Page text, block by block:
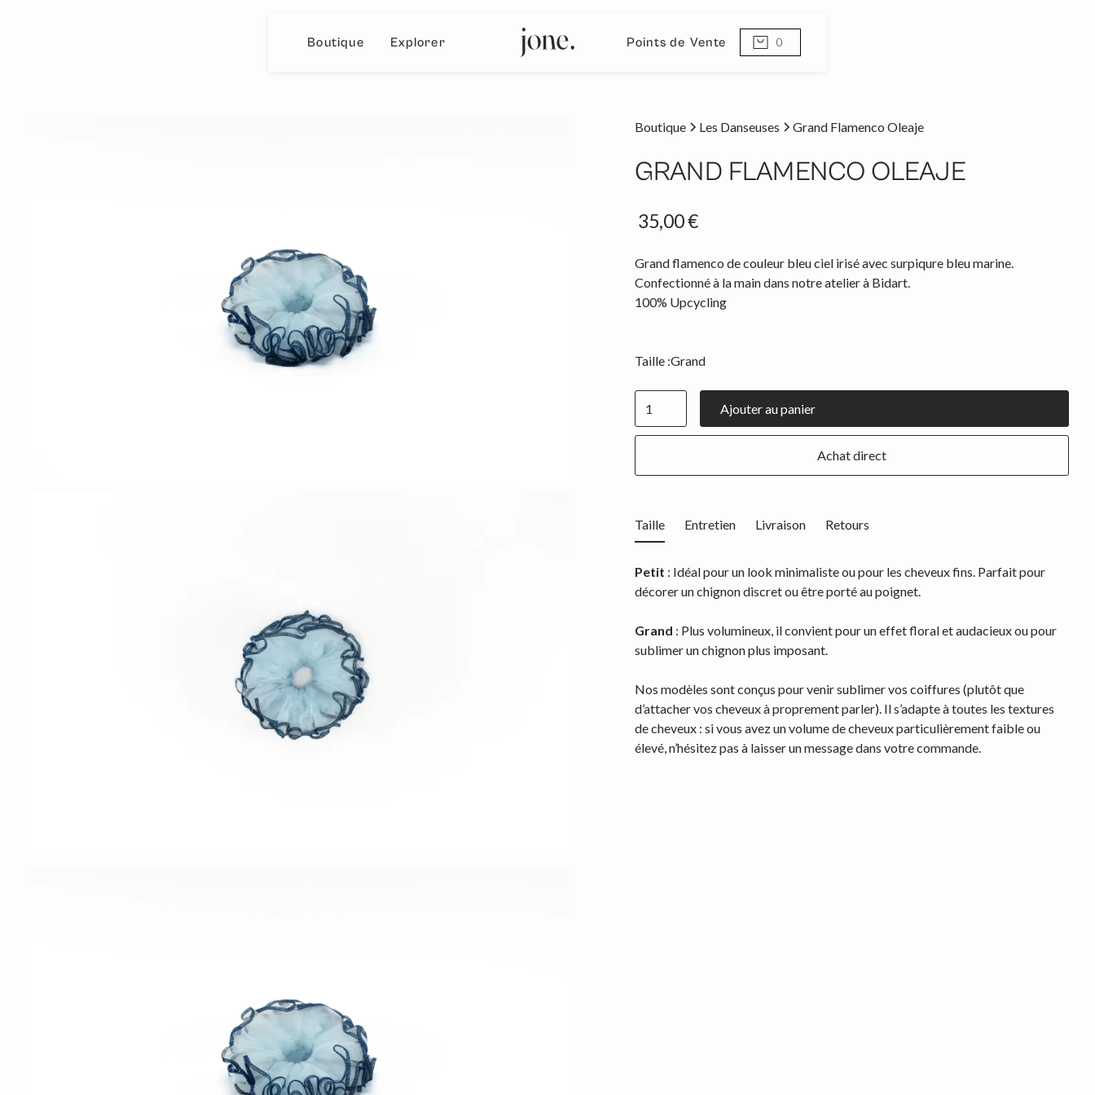
Boutique Explorer Points de Vente 0
Boutique Les Danseuses Grand Flamenco Oleaje
GRAND FLAMENCO OLEAJE
35,00 €
Grand flamenco de couleur bleu ciel irisé avec surpiqure bleu marine.
Confectionné à la main dans notre atelier à Bidart.
100% Upcycling
Taille :Grand
Achat direct
Taille Entretien Livraison Retours
Petit : Idéal pour un look minimaliste ou pour les cheveux fins. Parfait pour
décorer un chignon discret ou être porté au poignet.
Grand : Plus volumineux, il convient pour un effet floral et audacieux ou pour
sublimer un chignon plus imposant.
Nos modèles sont conçus pour venir sublimer vos coiffures (plutôt que
d’attacher vos cheveux à proprement parler). Il s’adapte à toutes les textures
de cheveux : si vous avez un volume de cheveux particulièrement faible ou
élevé, n’hésitez pas à laisser un message dans votre commande.